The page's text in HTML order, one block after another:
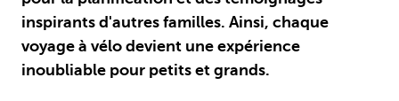
inspirants d'autres familles. Ainsi, chaque
voyage à vélo devient une expérience
inoubliable pour petits et grands.